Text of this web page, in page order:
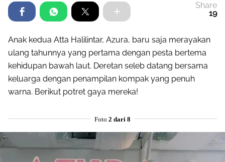
Share
19
Anak kedua Atta Halilintar, Azura, baru saja merayakan
ulang tahunnya yang pertama dengan pesta bertema
kehidupan bawah laut. Deretan seleb datang bersama
keluarga dengan penampilan kompak yang penuh
warna. Berikut potret gaya mereka!
Foto 2 dari 8